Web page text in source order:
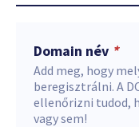
Domain név *
Add meg, hogy
beregisztrálni. A
ellenőrizni tudod,
vagy sem!